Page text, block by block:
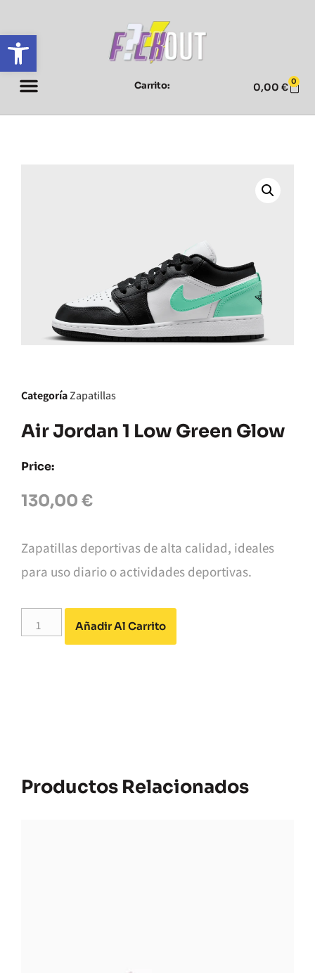
Abrir barra de herramientas
Carrito: 0,00 € 0
CategoríaZapatillas
Air Jordan 1 Low Green Glow
Price:
130,00 €
Zapatillas deportivas de alta calidad, ideales
para uso diario o actividades deportivas.
Añadir Al Carrito
Productos Relacionados